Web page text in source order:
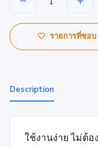
รายการที่ชอบ
Description
ใช้งานง่าย ไม่ต้